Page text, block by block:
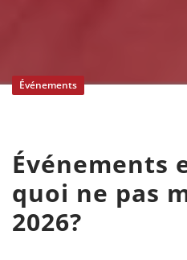
Événements
Événements
quoi ne pas
2026?